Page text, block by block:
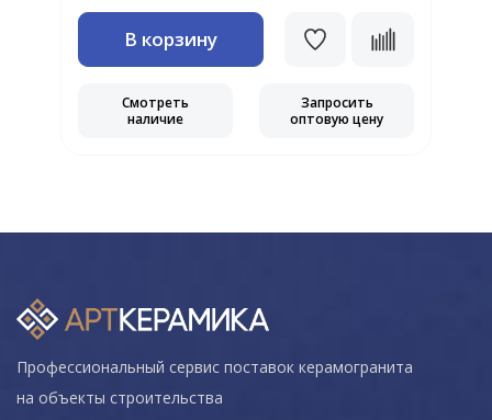
В корзину
Смотреть
наличие
Запросить
оптовую цену
Профессиональный сервис поставок керамогранита
на объекты строительства